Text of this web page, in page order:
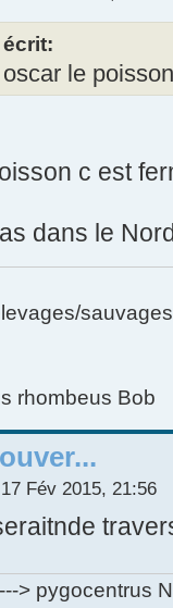
le
c est
dans le
rhombeus Bob
Fév 2015, 21:56
> pygocentrus